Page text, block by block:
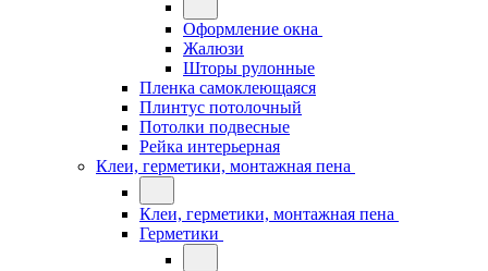
Оформление окна
Жалюзи
Шторы рулонные
Пленка самоклеющаяся
Плинтус потолочный
Потолки подвесные
Рейка интерьерная
Клеи, герметики, монтажная пена
Клеи, герметики, монтажная пена
Герметики